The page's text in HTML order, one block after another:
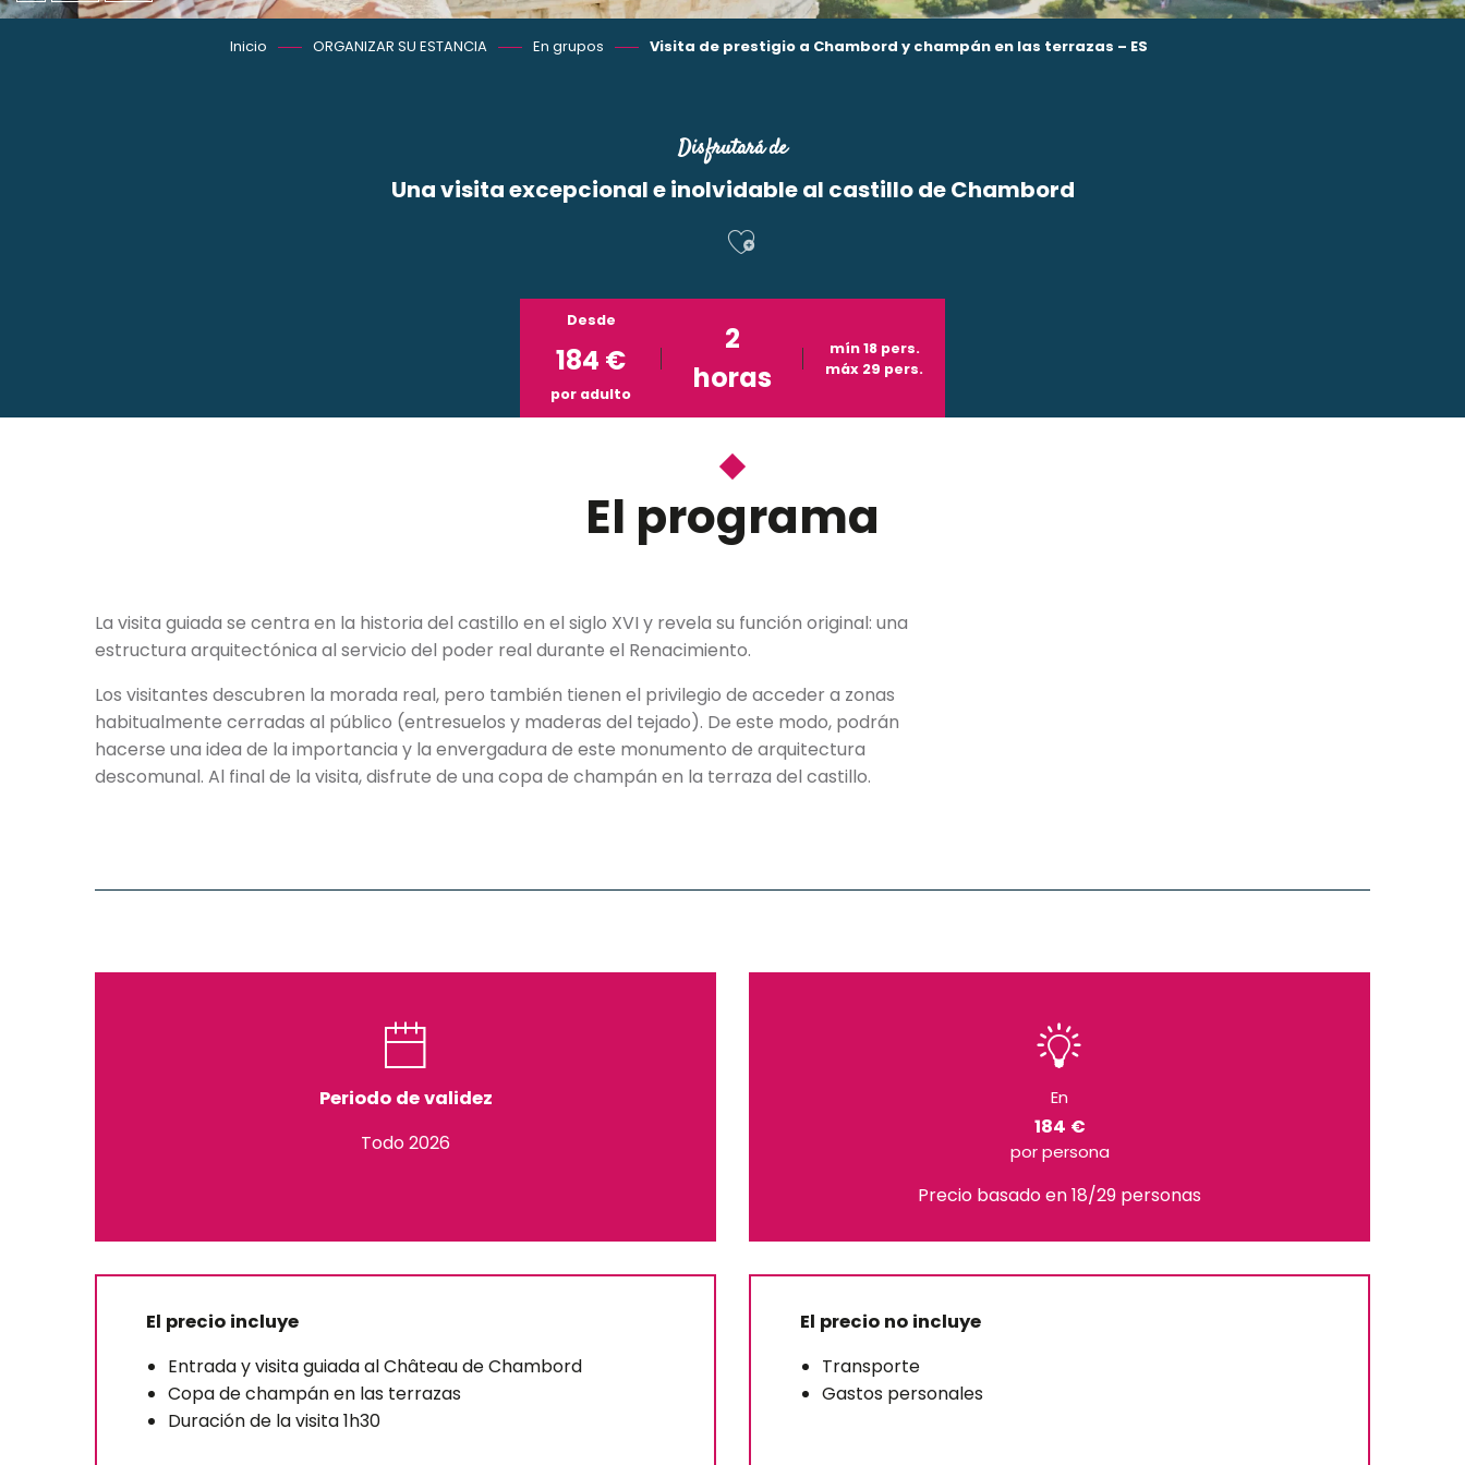
Inicio ORGANIZAR SU ESTANCIA En grupos Visita de prestigio a Chambord y champán en las terrazas – ES
Disfrutará de
Una visita excepcional e inolvidable al castillo de Chambord
Ajouter aux favoris
Desde
184 €
por adulto
2
horas
mín 18 pers.
máx 29 pers.
El programa
La visita guiada se centra en la historia del castillo en el siglo XVI y revela su función original: una
estructura arquitectónica al servicio del poder real durante el Renacimiento.
Los visitantes descubren la morada real, pero también tienen el privilegio de acceder a zonas
habitualmente cerradas al público (entresuelos y maderas del tejado). De este modo, podrán
hacerse una idea de la importancia y la envergadura de este monumento de arquitectura
descomunal. Al final de la visita, disfrute de una copa de champán en la terraza del castillo.
Periodo de validez
Todo 2026
En
184 €
por persona
Precio basado en 18/29 personas
El precio incluye
Entrada y visita guiada al Château de Chambord
Copa de champán en las terrazas
Duración de la visita 1h30
El precio no incluye
Transporte
Gastos personales